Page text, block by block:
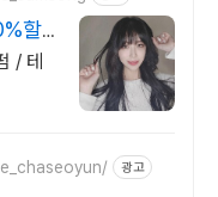
할
/ 테
광고